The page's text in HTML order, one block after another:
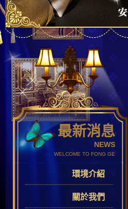
最新消息
NEWS
WELCOME TO FONG GE
環境介紹
關於我們